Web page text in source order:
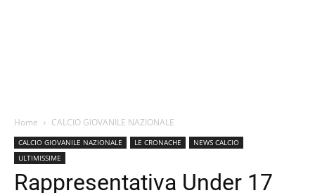
Home CALCIO GIOVANILE NAZIONALE
CALCIO GIOVANILE NAZIONALE LE CRONACHE
NEWS CALCIO
ULTIMISSIME
Rappresentativa Under 17